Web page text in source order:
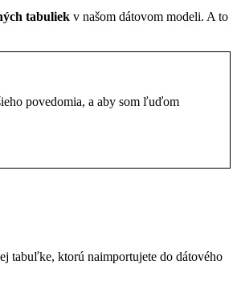
tabuliek v našom dátovom modeli. A to
povedomia, a aby som ľuďom
tabuľke, ktorú naimportujete do dátového